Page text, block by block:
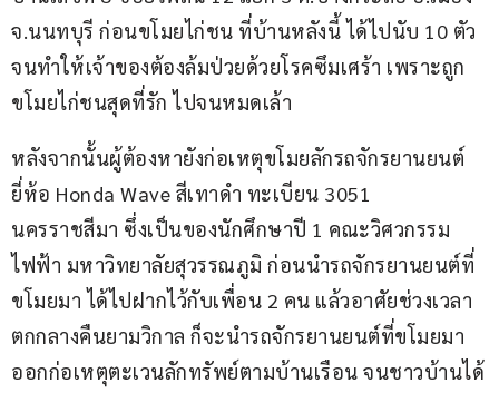
จ.นนทบุรี ก่อนขโมยไก่ชน ที่บ้านหลังนี้ ได้ไปนับ 10 ตัว
จนทำให้เจ้าของต้องล้มป่วยด้วยโรคซึมเศร้า เพราะถูก
ขโมยไก่ชนสุดที่รัก ไปจนหมดเล้า
หลังจากนั้นผู้ต้องหายังก่อเหตุขโมยลักรถจักรยานยนต์
ยี่ห้อ Honda Wave สีเทาดำ ทะเบียน 3051
นครราชสีมา ซึ่งเป็นของนักศึกษาปี 1 คณะวิศวกรรม
ไฟฟ้า มหาวิทยาลัยสุวรรณภูมิ ก่อนนำรถจักรยานยนต์ที่
ขโมยมา ได้ไปฝากไว้กับเพื่อน 2 คน แล้วอาศัยช่วงเวลา
ตกกลางคืนยามวิกาล ก็จะนำรถจักรยานยนต์ที่ขโมยมา
ออกก่อเหตุตะเวนลักทรัพย์ตามบ้านเรือน จนชาวบ้านได้